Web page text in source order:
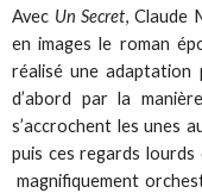
Avec Un Secret, Claude
en images le roman
réalisé une adaptation
d’abord par la
s’accrochent les unes
puis ces regards lourds
magnifiquement